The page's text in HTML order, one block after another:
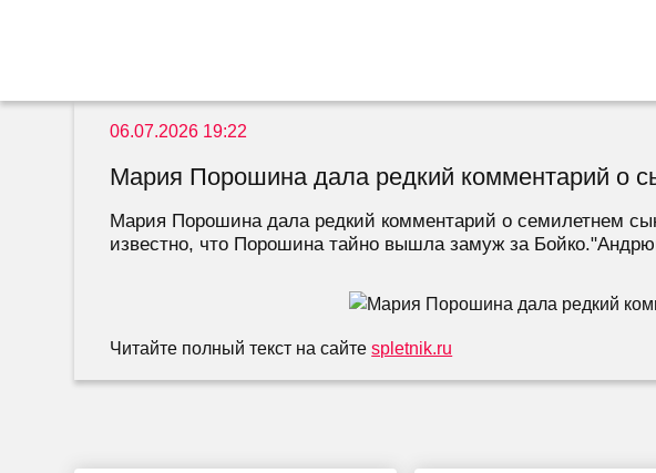
06.07.2026 19:22
Мария Порошина дала редкий комментарий о
Мария Порошина дала редкий комментарий о семилетнем
известно, что Порошина тайно вышла замуж за
Читайте полный текст на сайтеspletnik.ru